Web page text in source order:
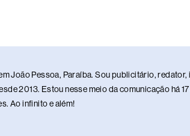
João Pessoa, Paraíba. Sou publicitário,
2013. Estou nesse meio da comunicação há
Ao infinito e além!